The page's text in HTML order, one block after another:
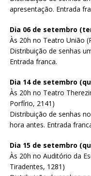
apresentação. Entrada
Dia 06 de setembro
Às 20h no Teatro União
Distribuição de senhas
Entrada franca.
Dia 14 de setembro
Às 20h no Teatro
Porfírio, 2141)
Distribuição de senhas
hora antes. Entrada
Dia 15 de setembro
Às 20h no Auditório da
Tiradentes, 1281)